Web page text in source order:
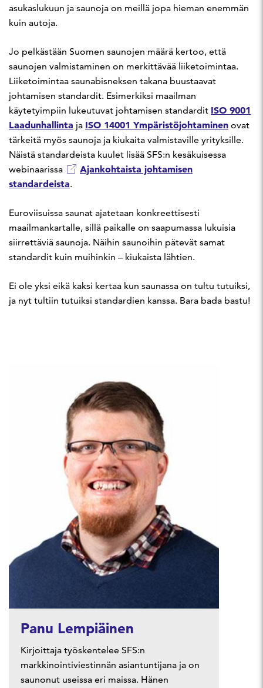
asukaslukuun ja saunoja on meillä jopa hieman enemmän
kuin autoja.
Jo pelkästään Suomen saunojen määrä kertoo, että
saunojen valmistaminen on merkittävää liiketoimintaa.
Liiketoimintaa saunabisneksen takana buustaavat
johtamisen standardit. Esimerkiksi maailman
käytetyimpiin lukeutuvat johtamisen standardit ISO 9001
Laadunhallinta ja ISO 14001 Ympäristöjohtaminen ovat
tärkeitä myös saunoja ja kiukaita valmistaville yrityksille.
Näistä standardeista kuulet lisää SFS:n kesäkuisessa
webinaarissa
Ajankohtaista johtamisen
standardeista.
Euroviisuissa saunat ajatetaan konkreettisesti
maailmankartalle, sillä paikalle on saapumassa lukuisia
siirrettäviä saunoja. Näihin saunoihin pätevät samat
standardit kuin muihinkin – kiukaista lähtien.
Ei ole yksi eikä kaksi kertaa kun saunassa on tultu tutuiksi,
ja nyt tultiin tutuiksi standardien kanssa. Bara bada bastu!
Panu Lempiäinen
Kirjoittaja työskentelee SFS:n
markkinointiviestinnän asiantuntijana ja on
saunonut useissa eri maissa. Hänen